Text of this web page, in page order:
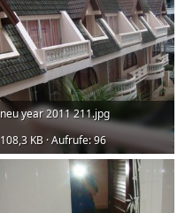
neu year 2011 211.jpg
108,3 KB · Aufrufe: 96